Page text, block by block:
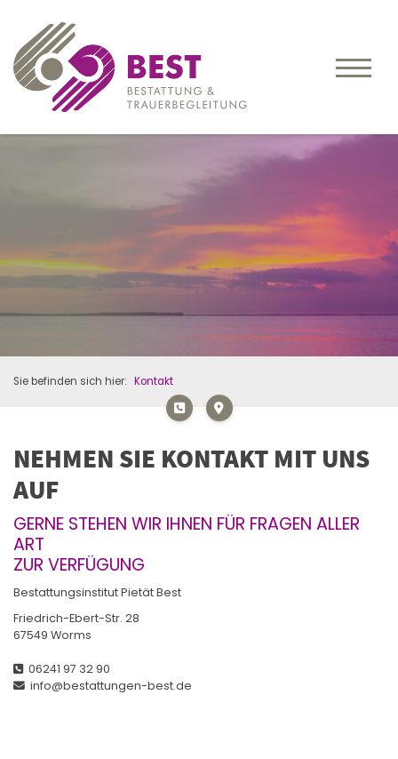
Sie befinden sich hier: Kontakt
NEHMEN SIE KONTAKT MIT UNS
AUF
GERNE STEHEN WIR IHNEN FÜR FRAGEN ALLER
ART
ZUR VERFÜGUNG
Bestattungsinstitut Pietät Best
Friedrich-Ebert-Str. 28
67549 Worms
06241 97 32 90
info@bestattungen-best.de